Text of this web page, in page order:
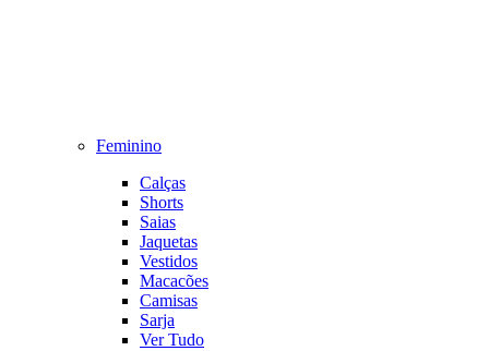
Feminino
Calças
Shorts
Saias
Jaquetas
Vestidos
Macacões
Camisas
Sarja
Ver Tudo